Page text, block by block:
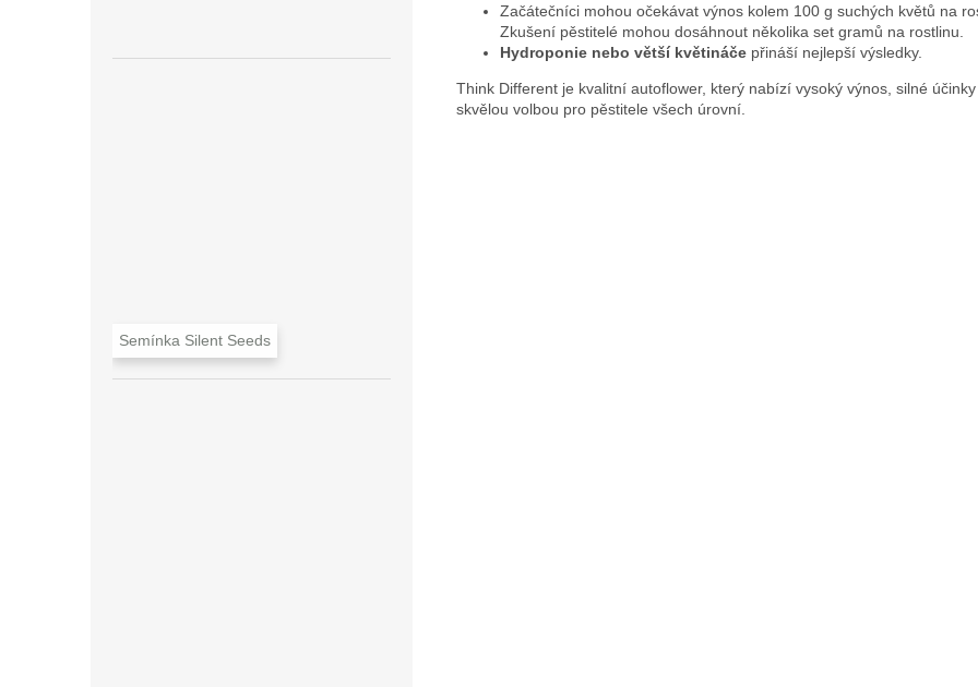
Semínka Silent Seeds
Začátečníci mohou očekávat výnos kolem 100 g suchých květů na
Zkušení pěstitelé mohou dosáhnout několika set gramů na rostlinu.
Hydroponie nebo větší květináče přináší nejlepší výsledky.
Think Different je kvalitní autoflower, který nabízí vysoký výnos, silné účinky
skvělou volbou pro pěstitele všech úrovní.